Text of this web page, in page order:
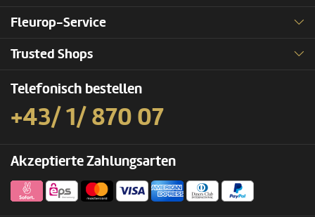
Fleurop-Service
Trusted Shops
Telefonisch bestellen
+43/ 1/ 870 07
Akzeptierte Zahlungsarten